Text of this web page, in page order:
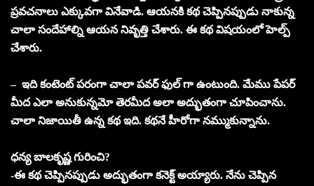
ప్రవచనాలు ఎక్కువగా వినేవాడి. ఆయనకి కథ చెప్పినప్పుడు నాకున్న
చాలా సందేహాల్ని ఆయన నివృత్తి చేశారు. ఈ కథ విషయంలో హెల్ప్
చేశారు.
– ఇది కంటెంట్ పరంగా చాలా పవర్ ఫుల్ గా ఉంటుంది. మేము పేపర్
మీద ఎలా అనుకున్నమో తెరమీద అలా అద్భుతంగా చూపించాను.
చాలా నిజాయితీ ఉన్న కథ ఇది. కథనే హీరోగా నమ్ముకున్నాను.
ధన్య బాలకృష్ణ గురించి?
-ఈ కథ చెప్పినప్పుడు అద్భుతంగా కనెక్ట్ అయ్యారు. నేను చెప్పిన